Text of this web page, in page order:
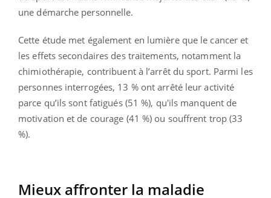
une démarche personnelle.
Cette étude met également en lumière que le cancer et
les effets secondaires des traitements, notamment la
chimiothérapie, contribuent à l’arrêt du sport. Parmi les
personnes interrogées, 13 % ont arrêté leur activité
parce qu’ils sont fatigués (51 %), qu'ils manquent de
motivation et de courage (41 %) ou souffrent trop (33
%).
Mieux affronter la maladie